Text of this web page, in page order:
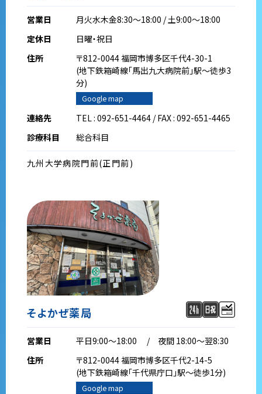
営業日
月火水木金8:30～18:00 / 土9:00～18:00
定休日
日曜・祝日
住所
〒812-0044 福岡市博多区千代4-30-1
(地下鉄箱崎線｢馬出九大病院前｣駅～徒歩3
分)
Google map
連絡先
TEL : 092-651-4464 / FAX : 092-651-4465
診療科目
総合科目
九州大学病院門前(正門前)
そよかぜ薬局
営業日
平日9:00～18:00 / 夜間 18:00～翌8:30
住所
〒812-0044 福岡市博多区千代2-14-5
(地下鉄箱崎線｢千代県庁口｣駅～徒歩1分)
Google map